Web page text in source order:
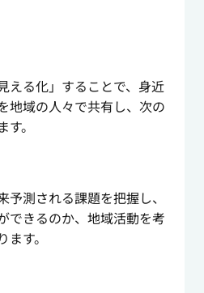
る化」することで、身近
地域の人々で共有し、次の
。
測される課題を把握し、
できるのか、地域活動を考
す。